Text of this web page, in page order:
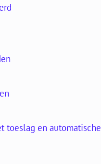
toeslag en automatische